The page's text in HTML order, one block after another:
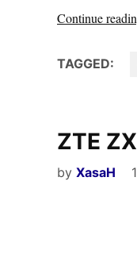
Continue
TAGGED:
ZTE
by XasaH